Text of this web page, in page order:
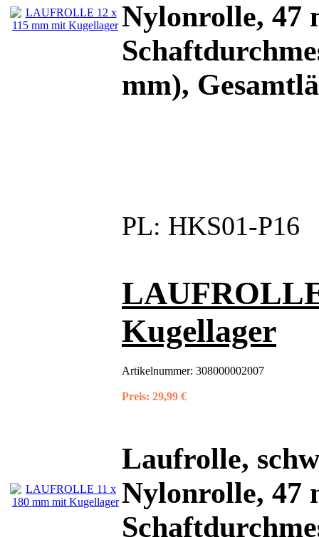
Nylonrolle, 47
mm),
PL: HKS01-P16
Kugellager
Artikelnummer: 308000002007
Preis: 29,99 €
Laufrolle,
Nylonrolle, 47